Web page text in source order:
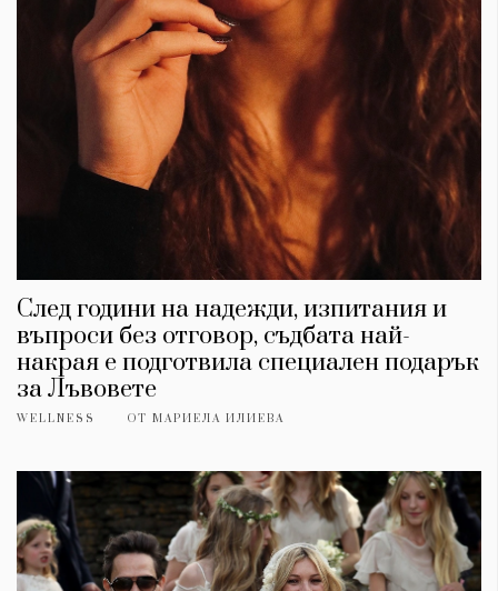
След години на надежди, изпитания и
въпроси без отговор, съдбата най-
накрая е подготвила специален подарък
за Лъвовете
WELLNESS ОТ МАРИЕЛА ИЛИЕВА